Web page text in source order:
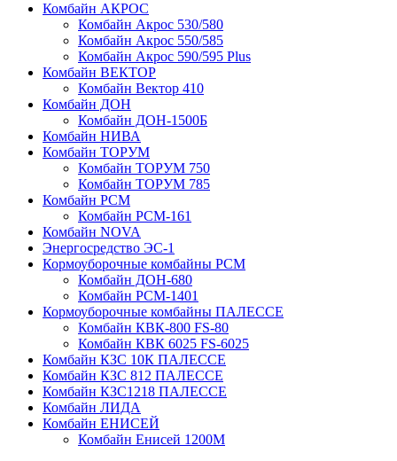
Комбайн АКРОС
Комбайн Акрос 530/580
Комбайн Акрос 550/585
Комбайн Акрос 590/595 Plus
Комбайн ВЕКТОР
Комбайн Вектор 410
Комбайн ДОН
Комбайн ДОН-1500Б
Комбайн НИВА
Комбайн ТОРУМ
Комбайн ТОРУМ 750
Комбайн ТОРУМ 785
Комбайн РСМ
Комбайн РСМ-161
Комбайн NOVA
Энергосредство ЭС-1
Кормоуборочные комбайны РСМ
Комбайн ДОН-680
Комбайн РСМ-1401
Кормоуборочные комбайны ПАЛЕССЕ
Комбайн КВК-800 FS-80
Комбайн КВК 6025 FS-6025
Комбайн КЗС 10К ПАЛЕССЕ
Комбайн КЗС 812 ПАЛЕССЕ
Комбайн КЗС1218 ПАЛЕССЕ
Комбайн ЛИДА
Комбайн ЕНИСЕЙ
Комбайн Енисей 1200М